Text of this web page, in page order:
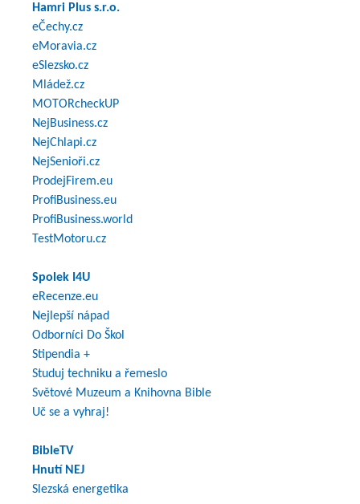
Hamri Plus s.r.o.
eČechy.cz
eMoravia.cz
eSlezsko.cz
Mládež.cz
MOTORcheckUP
NejBusiness.cz
NejChlapi.cz
NejSenioři.cz
ProdejFirem.eu
ProfiBusiness.eu
ProfiBusiness.world
TestMotoru.cz
Spolek I4U
eRecenze.eu
Nejlepší nápad
Odborníci Do Škol
Stipendia +
Studuj techniku a řemeslo
Světové Muzeum a Knihovna Bible
Uč se a vyhraj!
BibleTV
Hnutí NEJ
Slezská energetika